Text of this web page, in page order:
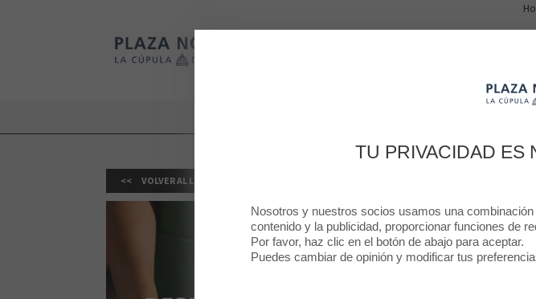
VOLVER AL LISTADO
TU PRIVACIDAD ES
Nosotros y nuestros socios usamos una
contenido y la publicidad, proporcionar funciones de
Por favor, haz clic en el botón de abajo para aceptar.
Puedes cambiar de opinión y modificar tus